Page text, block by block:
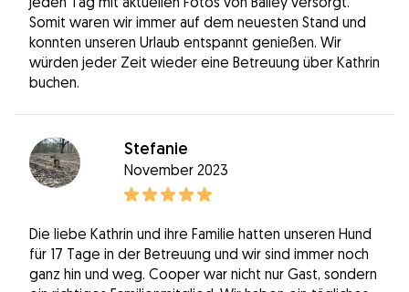
Somit waren wir immer auf dem neuesten Stand und
konnten unseren Urlaub entspannt genießen. Wir
würden jeder Zeit wieder eine Betreuung über Kathrin
buchen.
Stefanie
November 2023
Die liebe Kathrin und ihre Familie hatten unseren Hund
für 17 Tage in der Betreuung und wir sind immer noch
ganz hin und weg. Cooper war nicht nur Gast, sondern